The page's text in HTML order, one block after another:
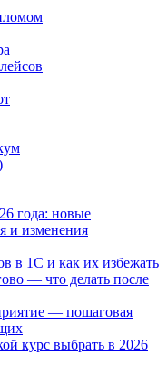
года: новые
и изменения
в 1С и как их избежать
— что делать после
— пошаговая
курс выбрать в 2026